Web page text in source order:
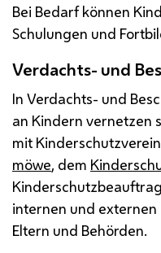
Bei Bedarf können
Schulungen und
Verdachts- und
In Verdachts- und
an Kindern vernetzen
mit
möwe, dem
internen und
Eltern und Behörden.